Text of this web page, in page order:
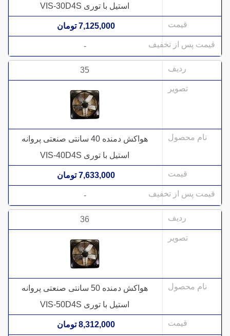
استیل با توری VIS-30D4S
7,125,000 تومان
-
35
هواکش دمنده 40 سانتی صنعتی پروانه
استیل با توری VIS-40D4S
7,633,000 تومان
-
36
هواکش دمنده 50 سانتی صنعتی پروانه
استیل با توری VIS-50D4S
8,312,000 تومان